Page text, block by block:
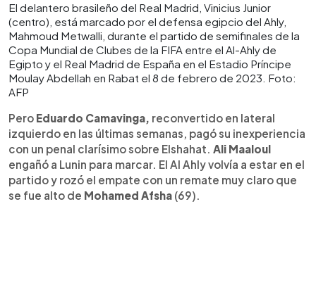
El delantero brasileño del Real Madrid, Vinicius Junior
(centro), está marcado por el defensa egipcio del Ahly,
Mahmoud Metwalli, durante el partido de semifinales de la
Copa Mundial de Clubes de la FIFA entre el Al-Ahly de
Egipto y el Real Madrid de España en el Estadio Príncipe
Moulay Abdellah en Rabat el 8 de febrero de 2023. Foto:
AFP
Pero Eduardo Camavinga, reconvertido en lateral
izquierdo en las últimas semanas, pagó su inexperiencia
con un penal clarísimo sobre Elshahat. Ali Maaloul
engañó a Lunin para marcar. El Al Ahly volvía a estar en el
partido y rozó el empate con un remate muy claro que
se fue alto de Mohamed Afsha (69).